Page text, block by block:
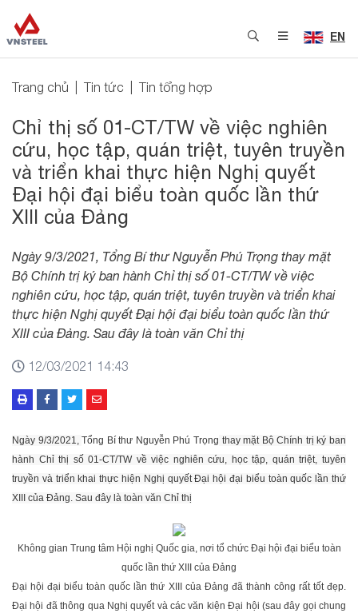
EN
Trang chủ Tin tức Tin tổng hợp
Chỉ thị số 01-CT/TW về việc nghiên
cứu, học tập, quán triệt, tuyên truyền
và triển khai thực hiện Nghị quyết
Đại hội đại biểu toàn quốc lần thứ
XIII của Đảng
Ngày 9/3/2021, Tổng Bí thư Nguyễn Phú Trọng thay mặt
Bộ Chính trị ký ban hành Chỉ thị số 01-CT/TW về việc
nghiên cứu, học tập, quán triệt, tuyên truyền và triển khai
thực hiện Nghị quyết Đại hội đại biểu toàn quốc lần thứ
XIII của Đảng. Sau đây là toàn văn Chỉ thị
12/03/2021 14:43
Ngày 9/3/2021,Tổng Bí thư Nguyễn Phú Trọng thay mặt Bộ Chính trị ký ban
hành Chỉ thị số 01-CT/TW về việc nghiên cứu, học tập, quán triệt, tuyên
truyền và triển khai thực hiện Nghị quyết Đại hội đại biểu toàn quốc lần thứ
XIII của Đảng. Sau đây là toàn văn Chỉ thị
Không gian Trung tâm Hội nghị Quốc gia, nơi tổ chức Đại hội đại biểu toàn
quốc lần thứ XIII của Đảng
Đại hội đại biểu toàn quốc lần thứ XIII của Đảng đã thành công rất tốt đẹp.
Đại hội đã thông qua Nghị quyết và các văn kiện Đại hội (sau đây gọi chung